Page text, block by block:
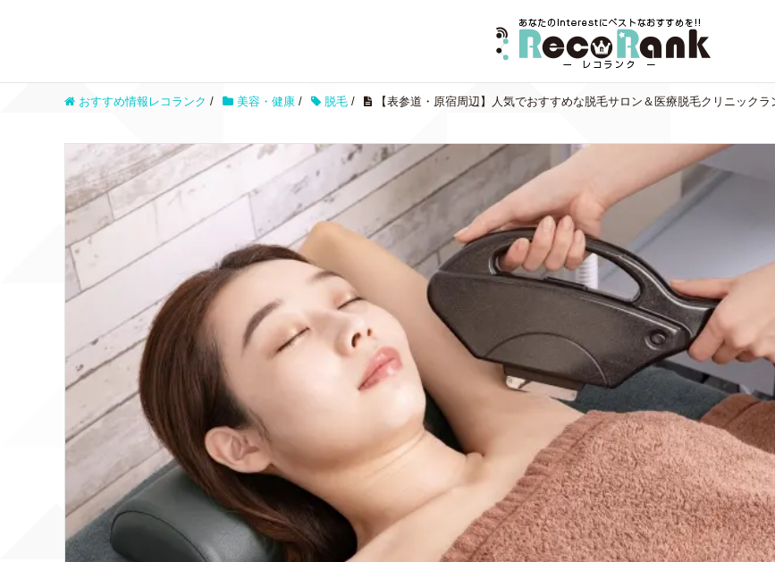
おすすめ情報レコランク / 美容・健康 / 脱毛 / 【表参道・原宿周辺】人気でおすすめな脱毛サロン＆医療脱毛クリニックラ